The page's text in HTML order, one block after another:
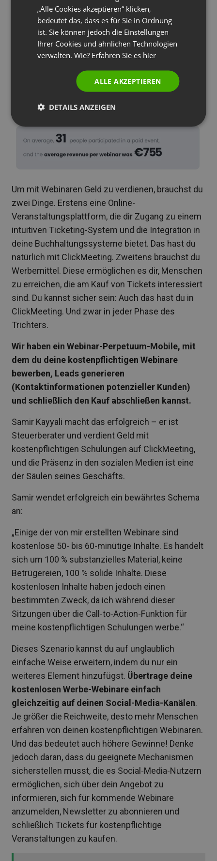
Gebiet. Sieh dir an, wie viel die besten Referenten
im vergangenen Jahr verdient haben:
Um mit Webinaren Geld zu verdienen, brauchst du
zwei Dinge. Erstens eine Online-
Veranstaltungsplattform, die dir Zugang zu einem
intuitiven Ticketing-System und die Integration in
deine Buchhaltungssysteme bietet. Das hast du
natürlich mit ClickMeeting. Zweitens brauchst du
Werbemittel. Diese ermöglichen es dir, Menschen
zu erreichen, die am Kauf von Tickets interessiert
sind. Du kannst sicher sein: Auch das hast du in
ClickMeeting. Und zwar in jeder Phase des
Trichters.
Wir haben ein Webinar-Perpetuum-Mobile, mit
dem du deine kostenpflichtigen Webinare
bewerben, Leads generieren
(Kontaktinformationen potenzieller Kunden)
und schließlich den Kauf abschließen kannst.
Samir Kayyali macht das erfolgreich – er ist
Steuerberater und verdient Geld mit
kostenpflichtigen Schulungen auf ClickMeeting,
und die Präsenz in den sozialen Medien ist eine
der Säulen seines Geschäfts.
Samir wendet erfolgreich ein bewährtes Schema
an:
„Einige der von mir erstellten Webinare sind
kostenlose 50- bis 60-minütige Inhalte. Es handelt
sich um 100 % substanzielles Material, keine
Betrügereien, 100 % solide Inhalte. Diese
kostenlosen Inhalte haben jedoch einen
bestimmten Zweck, da ich während dieser
Sitzungen über die Call-to-Action-Funktion für
meine kostenpflichtigen Schulungen werbe.“
Dieses Szenario kannst du auf unglaublich
einfache Weise erweitern, indem du nur ein
weiteres Element hinzufügst. Übertrage deine
kostenlosen Werbe-Webinare einfach
gleichzeitig auf deinen Social-Media-Kanälen.
Je größer die Reichweite, desto mehr Menschen
erfahren von deinen kostenpflichtigen Webinaren.
Und das bedeutet auch höhere Gewinne! Denke
jedoch daran, dass du geeignete Mechanismen
sicherstellen musst, die es Social-Media-Nutzern
ermöglichen, sich über dein Angebot zu
informieren, sich für kommende Webinare
anzumelden, Newsletter zu abonnieren und
schließlich Tickets für kostenpflichtige
Veranstaltungen zu kaufen.
ITALIAN
„Alle Cookies akzeptieren“ klicken,
bedeutet das, dass es für Sie in Ordnung
ist. Sie können jedoch die Einstellungen
Ihrer Cookies und ähnlichen Technologien
verwalten. Wie? Erfahren Sie es hier
ALLE AKZEPTIEREN
DETAILS ANZEIGEN